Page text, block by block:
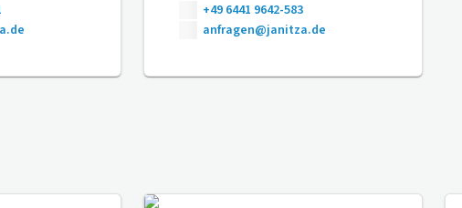
+49 6441 9642-583
anfragen@janitza.de